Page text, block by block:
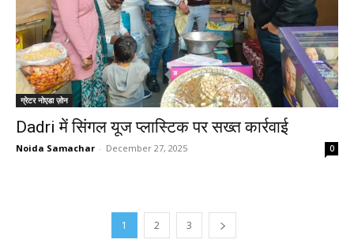
ग्रेटर नोएडा ज़ोन
Dadri में सिंगल यूज प्लास्टिक पर सख्त कार्रवाई
Noida Samachar - December 27, 2025 0
1 2 3